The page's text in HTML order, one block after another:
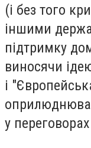
(і без того
іншими
підтримку
виносячи
і
у